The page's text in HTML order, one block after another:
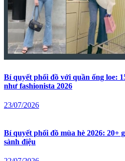
Bí quyết phối đồ với quần ống loe:
như fashionista 2026
23/07/2026